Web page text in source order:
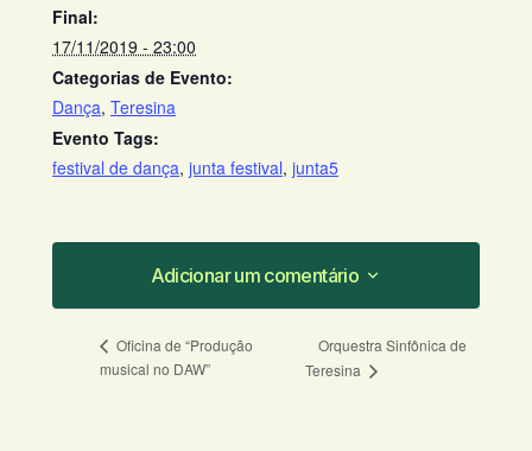
Final:
17/11/2019 - 23:00
Categorias de Evento:
Dança, Teresina
Evento Tags:
festival de dança, junta festival, junta5
Adicionar um comentário
Adicionar um comentário
Oficina de “Produção
musical no DAW”
Orquestra Sinfônica de
Teresina